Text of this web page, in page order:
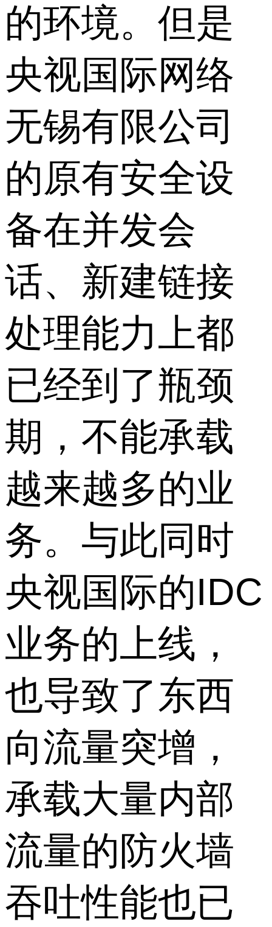
的环境。但是
央视国际网络
无锡有限公司
的原有安全设
备在并发会
话、新建链接
处理能力上都
已经到了瓶颈
期，不能承载
越来越多的业
务。与此同时
央视国际的IDC
业务的上线，
也导致了东西
向流量突增，
承载大量内部
流量的防火墙
吞吐性能也已